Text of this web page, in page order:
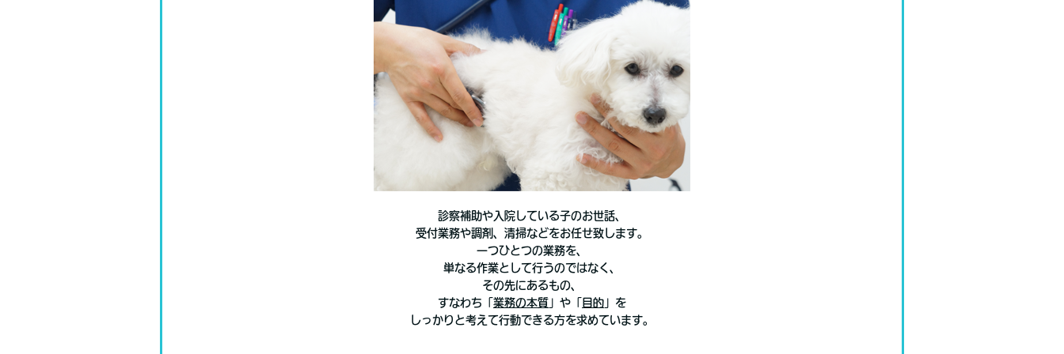
診察補助や入院している子のお世話、
受付業務や調剤、清掃などをお任せ致します。
一つひとつの業務を、
単なる作業として行うのではなく、
その先にあるもの、
すなわち「 業務の本質 」や「 目的 」を
しっかりと考えて行動できる方を求めています。